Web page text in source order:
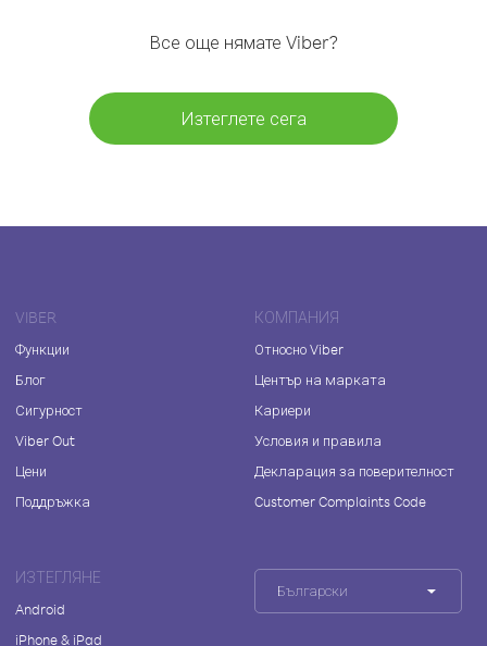
Все още нямате Viber?
Изтеглете сега
VIBER
Функции
Блог
Сигурност
Viber Out
Цени
Поддръжка
КОМПАНИЯ
Относно Viber
Център на марката
Кариери
Условия и правила
Декларация за поверителност
Customer Complaints Code
ИЗТЕГЛЯНЕ
Android
iPhone & iPad
Български